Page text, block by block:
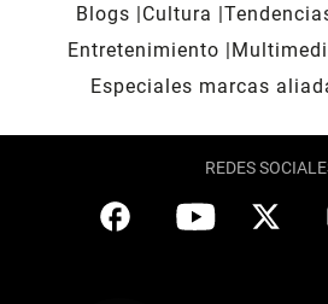
Blogs
Cultura
Entretenimiento
Especiales marcas
REDES